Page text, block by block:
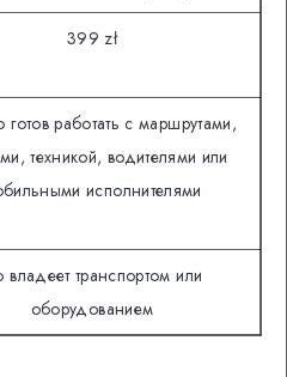
399 zł
готов работать с маршрутами,
техникой, водителями или
исполнителями
владеет транспортом или
оборудованием